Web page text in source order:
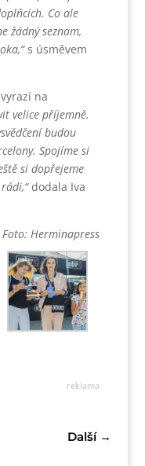
Co ale
žádný seznam,
s úsměvem
na
velice příjemně.
budou
Spojíme si
si dopřejeme
dodala Iva
Foto: Herminapress
reklama
Další→